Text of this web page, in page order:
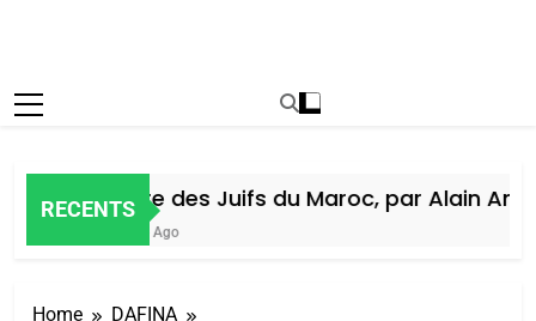
RECENTS
Histoire des Juifs du Maroc, par Alain Amiel
1 Semaine Ago
Home
DAFINA